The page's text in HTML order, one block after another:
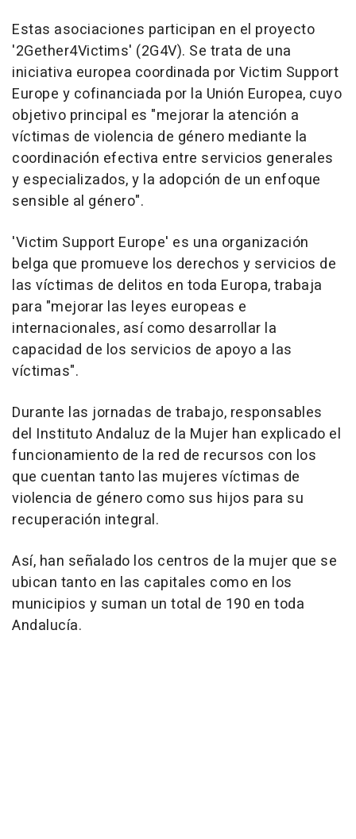
Estas asociaciones participan en el proyecto
'2Gether4Victims' (2G4V). Se trata de una
iniciativa europea coordinada por Victim Support
Europe y cofinanciada por la Unión Europea, cuyo
objetivo principal es "mejorar la atención a
víctimas de violencia de género mediante la
coordinación efectiva entre servicios generales
y especializados, y la adopción de un enfoque
sensible al género".
'Victim Support Europe' es una organización
belga que promueve los derechos y servicios de
las víctimas de delitos en toda Europa, trabaja
para "mejorar las leyes europeas e
internacionales, así como desarrollar la
capacidad de los servicios de apoyo a las
víctimas".
Durante las jornadas de trabajo, responsables
del Instituto Andaluz de la Mujer han explicado el
funcionamiento de la red de recursos con los
que cuentan tanto las mujeres víctimas de
violencia de género como sus hijos para su
recuperación integral.
Así, han señalado los centros de la mujer que se
ubican tanto en las capitales como en los
municipios y suman un total de 190 en toda
Andalucía.